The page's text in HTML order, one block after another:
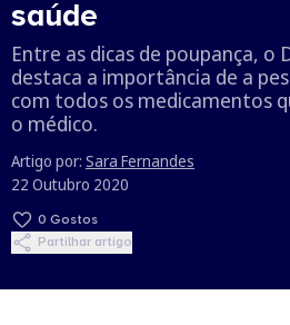
saúde
Entre as dicas de poupança, o
destaca a importância de a
com todos os medicamentos
o médico.
Artigo por: Sara Fernandes
22 Outubro 2020
0 Gostos
Partilhar artigo